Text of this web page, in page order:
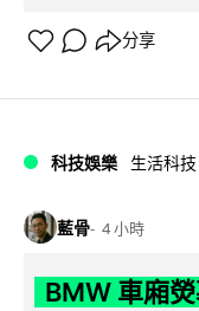
分享
科技娛樂 生活科技
藍骨 4 小時
BMW 車廂